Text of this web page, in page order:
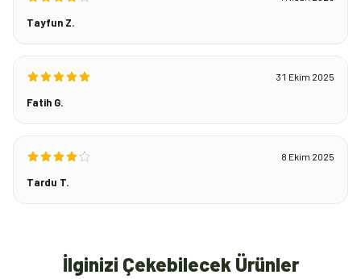
Tayfun Z.
31 Ekim 2025
Fatih G.
8 Ekim 2025
Tardu T.
İlginizi Çekebilecek Ürünler